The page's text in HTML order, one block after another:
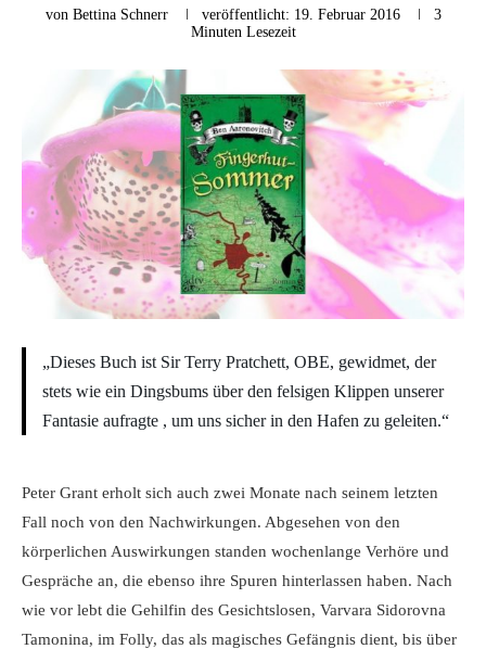
von Bettina Schnerr veröffentlicht: 19. Februar 2016
3
Minuten Lesezeit
„Dieses Buch ist Sir Terry Pratchett, OBE, gewidmet, der
stets wie ein Dingsbums über den felsigen Klippen unserer
Fantasie aufragte , um uns sicher in den Hafen zu geleiten.“
Peter Grant erholt sich auch zwei Monate nach seinem letzten
Fall noch von den Nachwirkungen. Abgesehen von den
körperlichen Auswirkungen standen wochenlange Verhöre und
Gespräche an, die ebenso ihre Spuren hinterlassen haben. Nach
wie vor lebt die Gehilfin des Gesichtslosen, Varvara Sidorovna
Tamonina, im Folly, das als magisches Gefängnis dient, bis über